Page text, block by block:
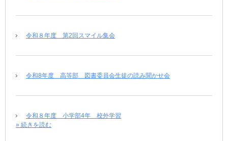
令和８年度 第2回スマイル集会
令和8年度 高等部 図書委員会生徒の読み聞かせ会
令和８年度 小学部4年 校外学習
» 続きを読む